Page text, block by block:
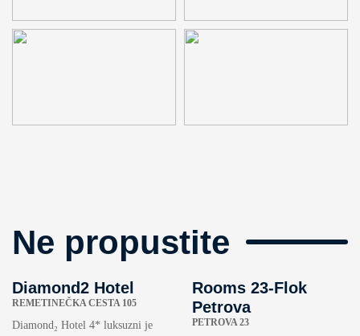
Ne propustite
Diamond2 Hotel
REMETINEČKA CESTA 105
Diamond₂ Hotel 4* luksuzni je
Rooms 23-Flok
Petrova
PETROVA 23